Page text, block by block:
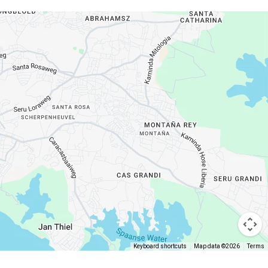
Keyboard shortcuts Map data ©2026 Terms